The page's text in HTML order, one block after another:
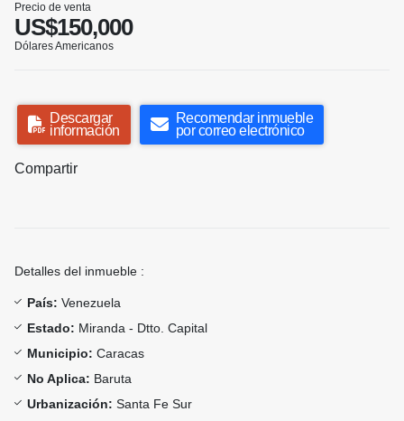
Precio de venta
US$150,000
Dólares Americanos
Descargar
información
Recomendar inmueble
por correo electrónico
Compartir
Detalles del inmueble :
País: Venezuela
Estado: Miranda - Dtto. Capital
Municipio: Caracas
No Aplica: Baruta
Urbanización: Santa Fe Sur